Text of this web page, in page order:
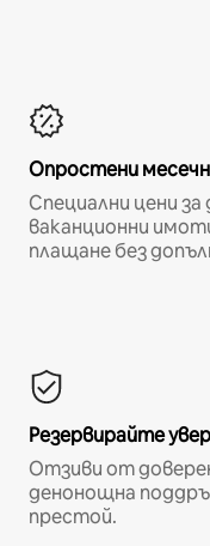
Опростени
Специални цени
ваканционни
плащане без
Резервирайте
Отзиви от
денонощна
престой.